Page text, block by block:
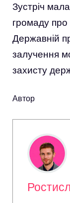
Зустріч
громаду
Державній
залучення
захисту
Автор